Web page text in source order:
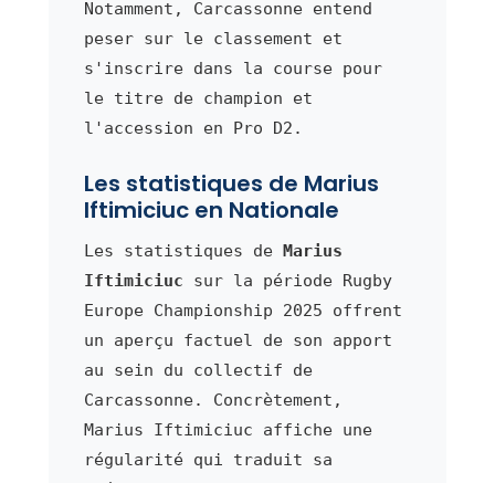
Notamment, Carcassonne entend
peser sur le classement et
s'inscrire dans la course pour
le titre de champion et
l'accession en Pro D2.
Les statistiques de Marius
Iftimiciuc en Nationale
Les statistiques de Marius
Iftimiciuc sur la période Rugby
Europe Championship 2025 offrent
un aperçu factuel de son apport
au sein du collectif de
Carcassonne. Concrètement,
Marius Iftimiciuc affiche une
régularité qui traduit sa